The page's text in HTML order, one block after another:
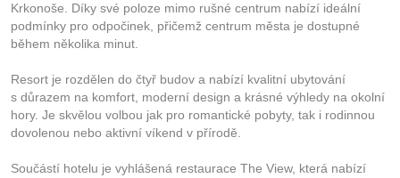
Krkonoše. Díky své poloze mimo rušné centrum nabízí ideální
podmínky pro odpočinek, přičemž centrum města je dostupné
během několika minut.
Resort je rozdělen do čtyř budov a nabízí kvalitní ubytování
s důrazem na komfort, moderní design a krásné výhledy na okolní
hory. Je skvělou volbou jak pro romantické pobyty, tak i rodinnou
dovolenou nebo aktivní víkend v přírodě.
Součástí hotelu je vyhlášená restaurace The View, která nabízí